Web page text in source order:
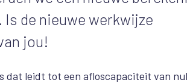
de nieuwe werkwijze
jou!
dat leidt tot een afloscapaciteit van nul